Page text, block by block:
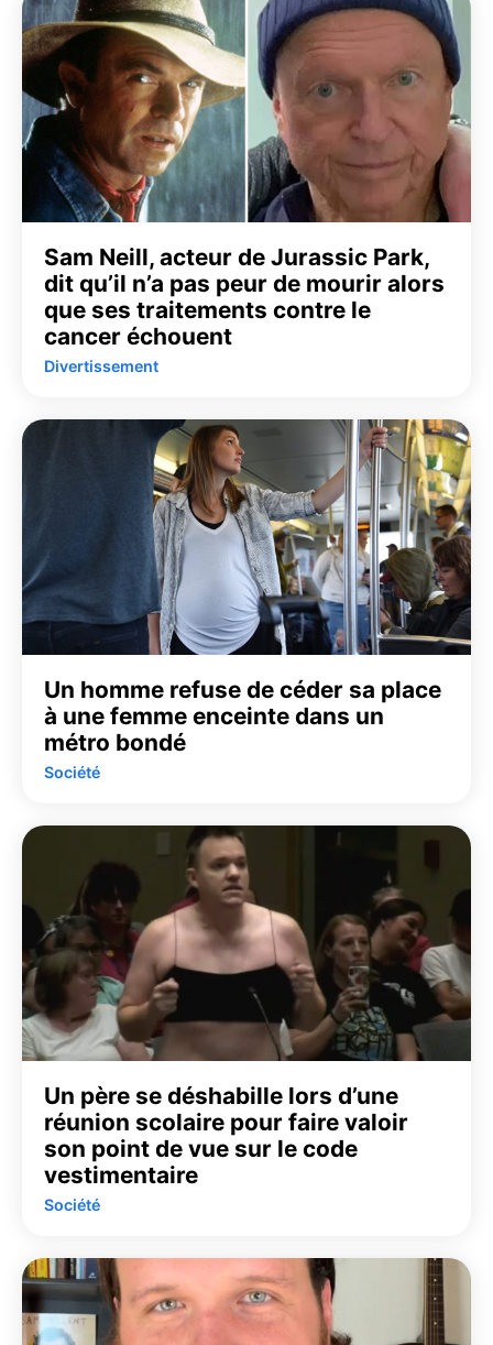
Sam Neill, acteur de Jurassic Park,
dit qu’il n’a pas peur de mourir alors
que ses traitements contre le
cancer échouent
Divertissement
Un homme refuse de céder sa place
à une femme enceinte dans un
métro bondé
Société
Un père se déshabille lors d’une
réunion scolaire pour faire valoir
son point de vue sur le code
vestimentaire
Société